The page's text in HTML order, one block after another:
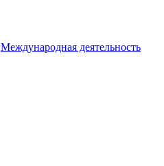
Международная деятельность